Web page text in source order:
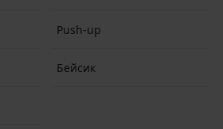
Push-up
Бейсик